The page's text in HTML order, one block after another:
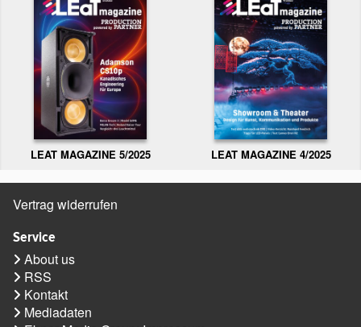
LEAT MAGAZINE 5/2025 LEAT MAGAZINE 4/2025
Vertrag widerrufen
Service
About us
RSS
Kontakt
Mediadaten